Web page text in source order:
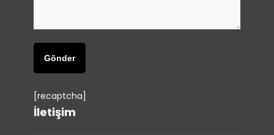
[recaptcha]
İletişim